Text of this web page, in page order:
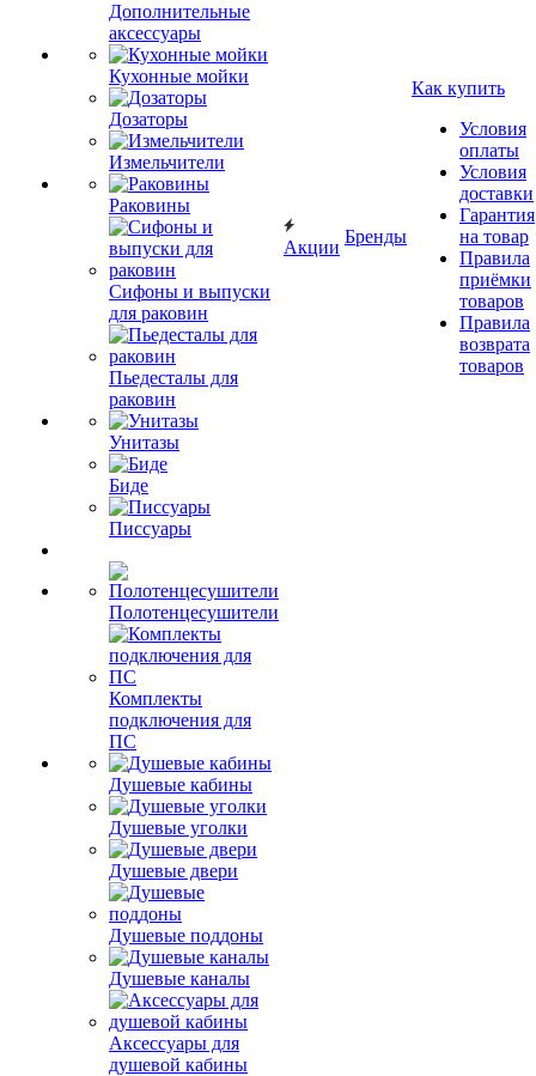
Дополнительные
аксессуары
Кухонные мойки
Дозаторы
Измельчители
Раковины
Сифоны и выпуски
для раковин
Пьедесталы для
раковин
Унитазы
Биде
Писсуары
Полотенцесушители
Комплекты
подключения для
ПС
Душевые кабины
Душевые уголки
Душевые двери
Душевые поддоны
Душевые каналы
Аксессуары для
душевой кабины
Акции
Бренды
Как купить
Условия
оплаты
Условия
доставки
Гарантия
на товар
Правила
приёмки
товаров
Правила
возврата
товаров